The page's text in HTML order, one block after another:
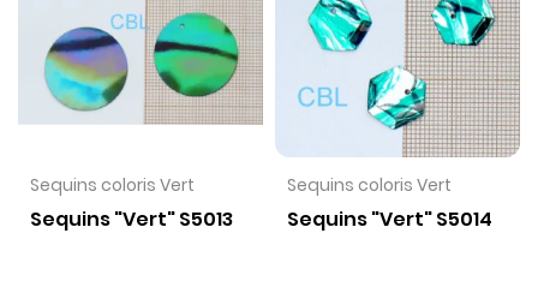
VOIR LE PRODUIT
Sequins coloris Vert
Sequins "Vert" S5013
VOIR LE PRODUIT
Sequins coloris Vert
Sequins "Vert" S5014